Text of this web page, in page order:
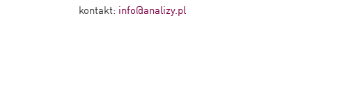
kontakt: info@analizy.pl